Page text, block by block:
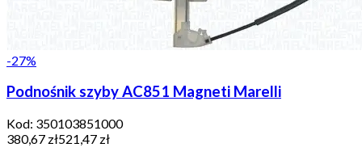
-27%
Podnośnik szyby AC851 Magneti Marelli
Kod: 350103851000
380,67 zł521,47 zł